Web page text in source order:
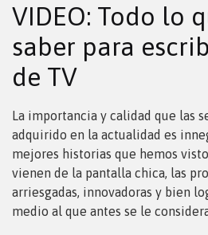
VIDEO: Todo lo
saber para
de TV
La importancia y calidad que las
adquirido en la actualidad es
mejores historias que hemos
vienen de la pantalla chica, las
arriesgadas, innovadoras y bien
medio al que antes se le